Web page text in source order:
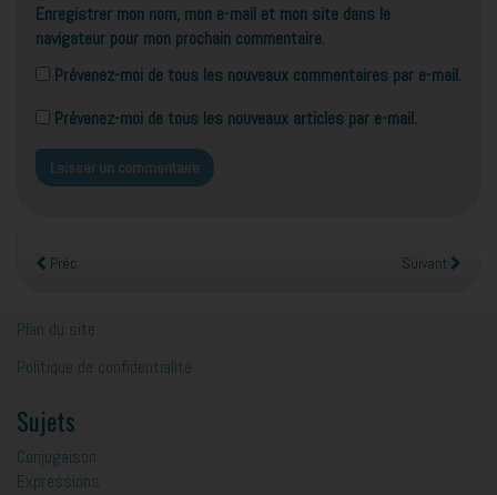
Enregistrer mon nom, mon e-mail et mon site dans le
navigateur pour mon prochain commentaire.
Prévenez-moi de tous les nouveaux commentaires par e-mail.
Prévenez-moi de tous les nouveaux articles par e-mail.
Préc. Suivant
Plan du site
Politique de confidentialité
Sujets
Conjugaison
Expressions